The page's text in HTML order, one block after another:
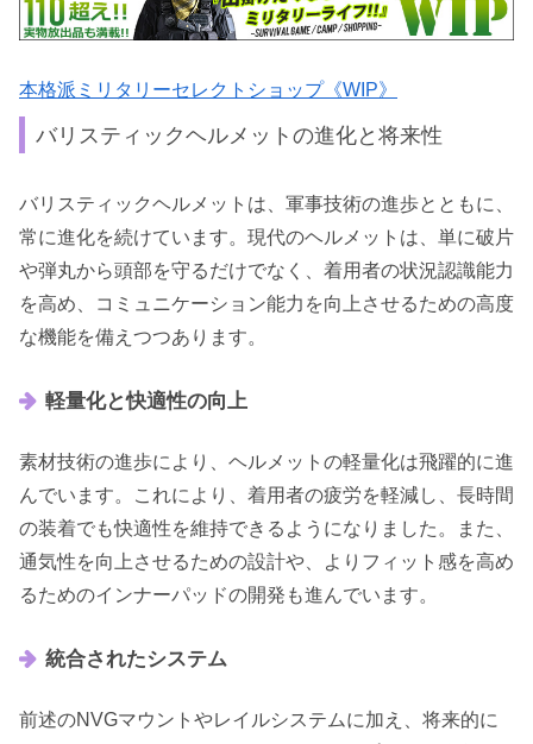
本格派ミリタリーセレクトショップ《WIP》
バリスティックヘルメットの進化と将来性
バリスティックヘルメットは、軍事技術の進歩とともに、
常に進化を続けています。現代のヘルメットは、単に破片
や弾丸から頭部を守るだけでなく、着用者の状況認識能力
を高め、コミュニケーション能力を向上させるための高度
な機能を備えつつあります。
軽量化と快適性の向上
素材技術の進歩により、ヘルメットの軽量化は飛躍的に進
んでいます。これにより、着用者の疲労を軽減し、長時間
の装着でも快適性を維持できるようになりました。また、
通気性を向上させるための設計や、よりフィット感を高め
るためのインナーパッドの開発も進んでいます。
統合されたシステム
前述のNVGマウントやレイルシステムに加え、将来的に